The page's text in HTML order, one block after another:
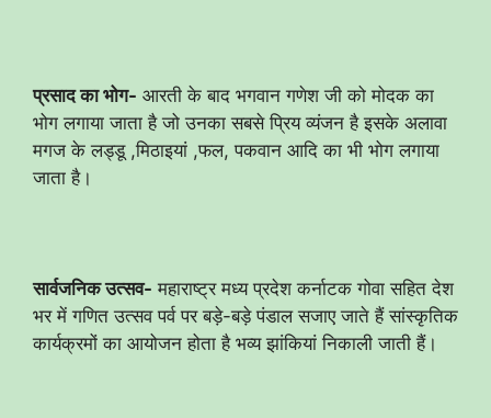
प्रसाद का भोग- आरती के बाद भगवान गणेश जी को मोदक का
भोग लगाया जाता है जो उनका सबसे प्रिय व्यंजन है इसके अलावा
मगज के लड्डू ,मिठाइयां ,फल, पकवान आदि का भी भोग लगाया
जाता है।
सार्वजनिक उत्सव- महाराष्ट्र मध्य प्रदेश कर्नाटक गोवा सहित देश
भर में गणित उत्सव पर्व पर बड़े-बड़े पंडाल सजाए जाते हैं सांस्कृतिक
कार्यक्रमों का आयोजन होता है भव्य झांकियां निकाली जाती हैं।